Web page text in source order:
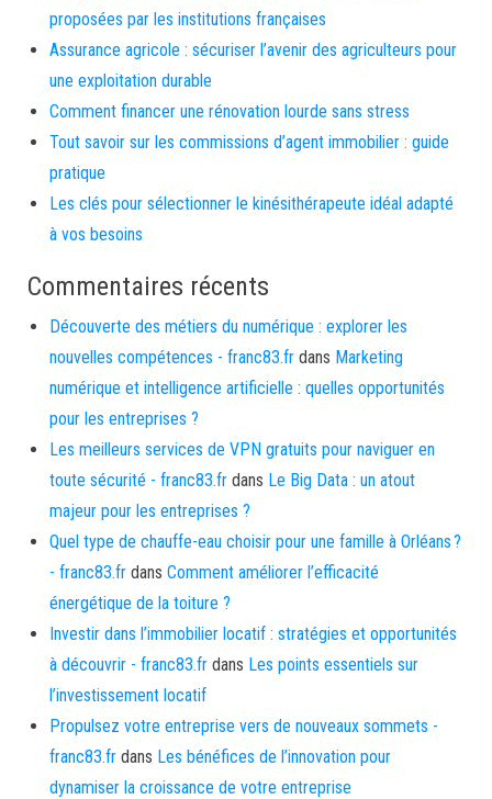
proposées par les institutions françaises
Assurance agricole : sécuriser l’avenir des agriculteurs pour
une exploitation durable
Comment financer une rénovation lourde sans stress
Tout savoir sur les commissions d’agent immobilier : guide
pratique
Les clés pour sélectionner le kinésithérapeute idéal adapté
à vos besoins
Commentaires récents
Découverte des métiers du numérique : explorer les
nouvelles compétences - franc83.fr dans Marketing
numérique et intelligence artificielle : quelles opportunités
pour les entreprises ?
Les meilleurs services de VPN gratuits pour naviguer en
toute sécurité - franc83.fr dans Le Big Data : un atout
majeur pour les entreprises ?
Quel type de chauffe-eau choisir pour une famille à Orléans ?
- franc83.fr dans Comment améliorer l’efficacité
énergétique de la toiture ?
Investir dans l’immobilier locatif : stratégies et opportunités
à découvrir - franc83.fr dans Les points essentiels sur
l’investissement locatif
Propulsez votre entreprise vers de nouveaux sommets -
franc83.fr dans Les bénéfices de l’innovation pour
dynamiser la croissance de votre entreprise